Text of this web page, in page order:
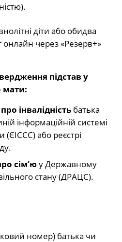
діти або обидва
онлайн через «Резерв+»
підстав у
мати:
інвалідність батька
інформаційній системі
(ЄІССС) або реєстрі
сім’юу Державному
стану (ДРАЦС).
номер) батька чи